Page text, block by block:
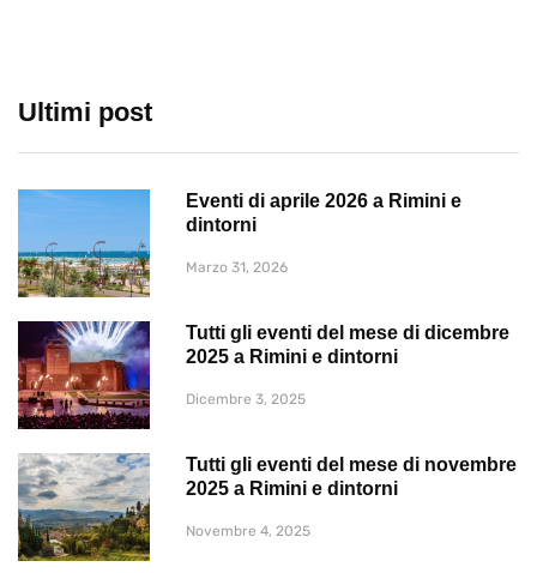
Ultimi post
Eventi di aprile 2026 a Rimini e
dintorni
Marzo 31, 2026
Tutti gli eventi del mese di dicembre
2025 a Rimini e dintorni
Dicembre 3, 2025
Tutti gli eventi del mese di novembre
2025 a Rimini e dintorni
Novembre 4, 2025